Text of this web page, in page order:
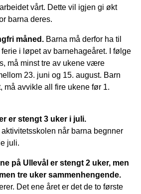
vårt. Dette vil igjen gi økt
barna deres.
måned. Barna må derfor ha til
i løpet av barnehageåret. I følge
må minst tre av ukene være
23. juni og 15. august. Barn
må avvikle all fire ukene før 1.
er stengt 3 uker i juli.
når barna begnner
juli.
på Ullevål er stengt 2 uker, men
tre uker sammenhengende.
Det ene året er det de to første